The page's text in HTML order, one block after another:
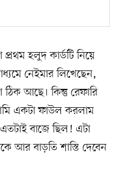
হলুদ কার্ডটি নিয়ে
নেইমার লিখেছেন,
ঠিক আছে। কিন্তু রেফারি
একটা ফাউল করলাম
বাজে ছিল! এটা
আর বাড়তি শাস্তি দেবেন